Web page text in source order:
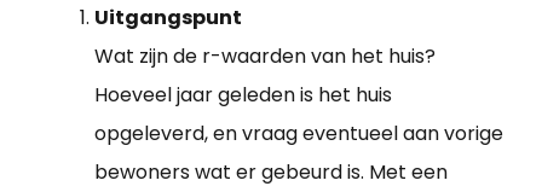
Uitgangspunt
Wat zijn de r-waarden van het huis?
Hoeveel jaar geleden is het huis
opgeleverd, en vraag eventueel aan vorige
bewoners wat er gebeurd is. Met een